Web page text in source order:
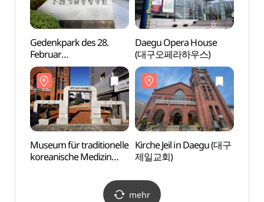
Gedenkpark des 28.
Februar
(2.28기념중앙공원)
Daegu Opera House
(대구오페라하우스)
Museum für traditionelle
koreanische Medizin
Kirche Jeil in Daegu (대구
제일교회)
mehr